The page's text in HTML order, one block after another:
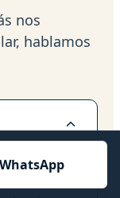
nos
hablamos
En casos